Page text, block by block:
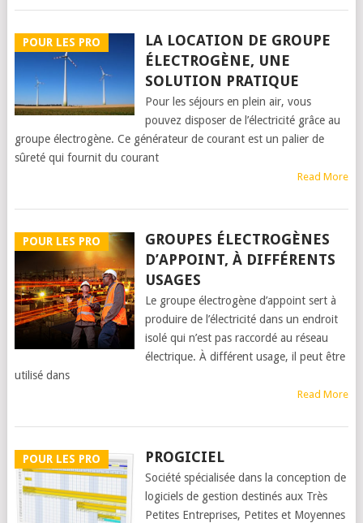
POUR LES PRO
LA LOCATION DE GROUPE
ÉLECTROGÈNE, UNE
SOLUTION PRATIQUE
Pour les séjours en plein air, vous
pouvez disposer de l’électricité grâce au
groupe électrogène. Ce générateur de courant est un palier de
sûreté qui fournit du courant
Read More
POUR LES PRO
GROUPES ÉLECTROGÈNES
D’APPOINT, À DIFFÉRENTS
USAGES
Le groupe électrogène d’appoint sert à
produire de l’électricité dans un endroit
isolé qui n’est pas raccordé au réseau
électrique. À différent usage, il peut être
utilisé dans
Read More
POUR LES PRO PROGICIEL
Société spécialisée dans la conception de
logiciels de gestion destinés aux Très
Petites Entreprises, Petites et Moyennes